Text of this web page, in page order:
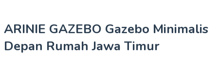
ARINIE GAZEBO Gazebo Minimalis
Depan Rumah Jawa Timur